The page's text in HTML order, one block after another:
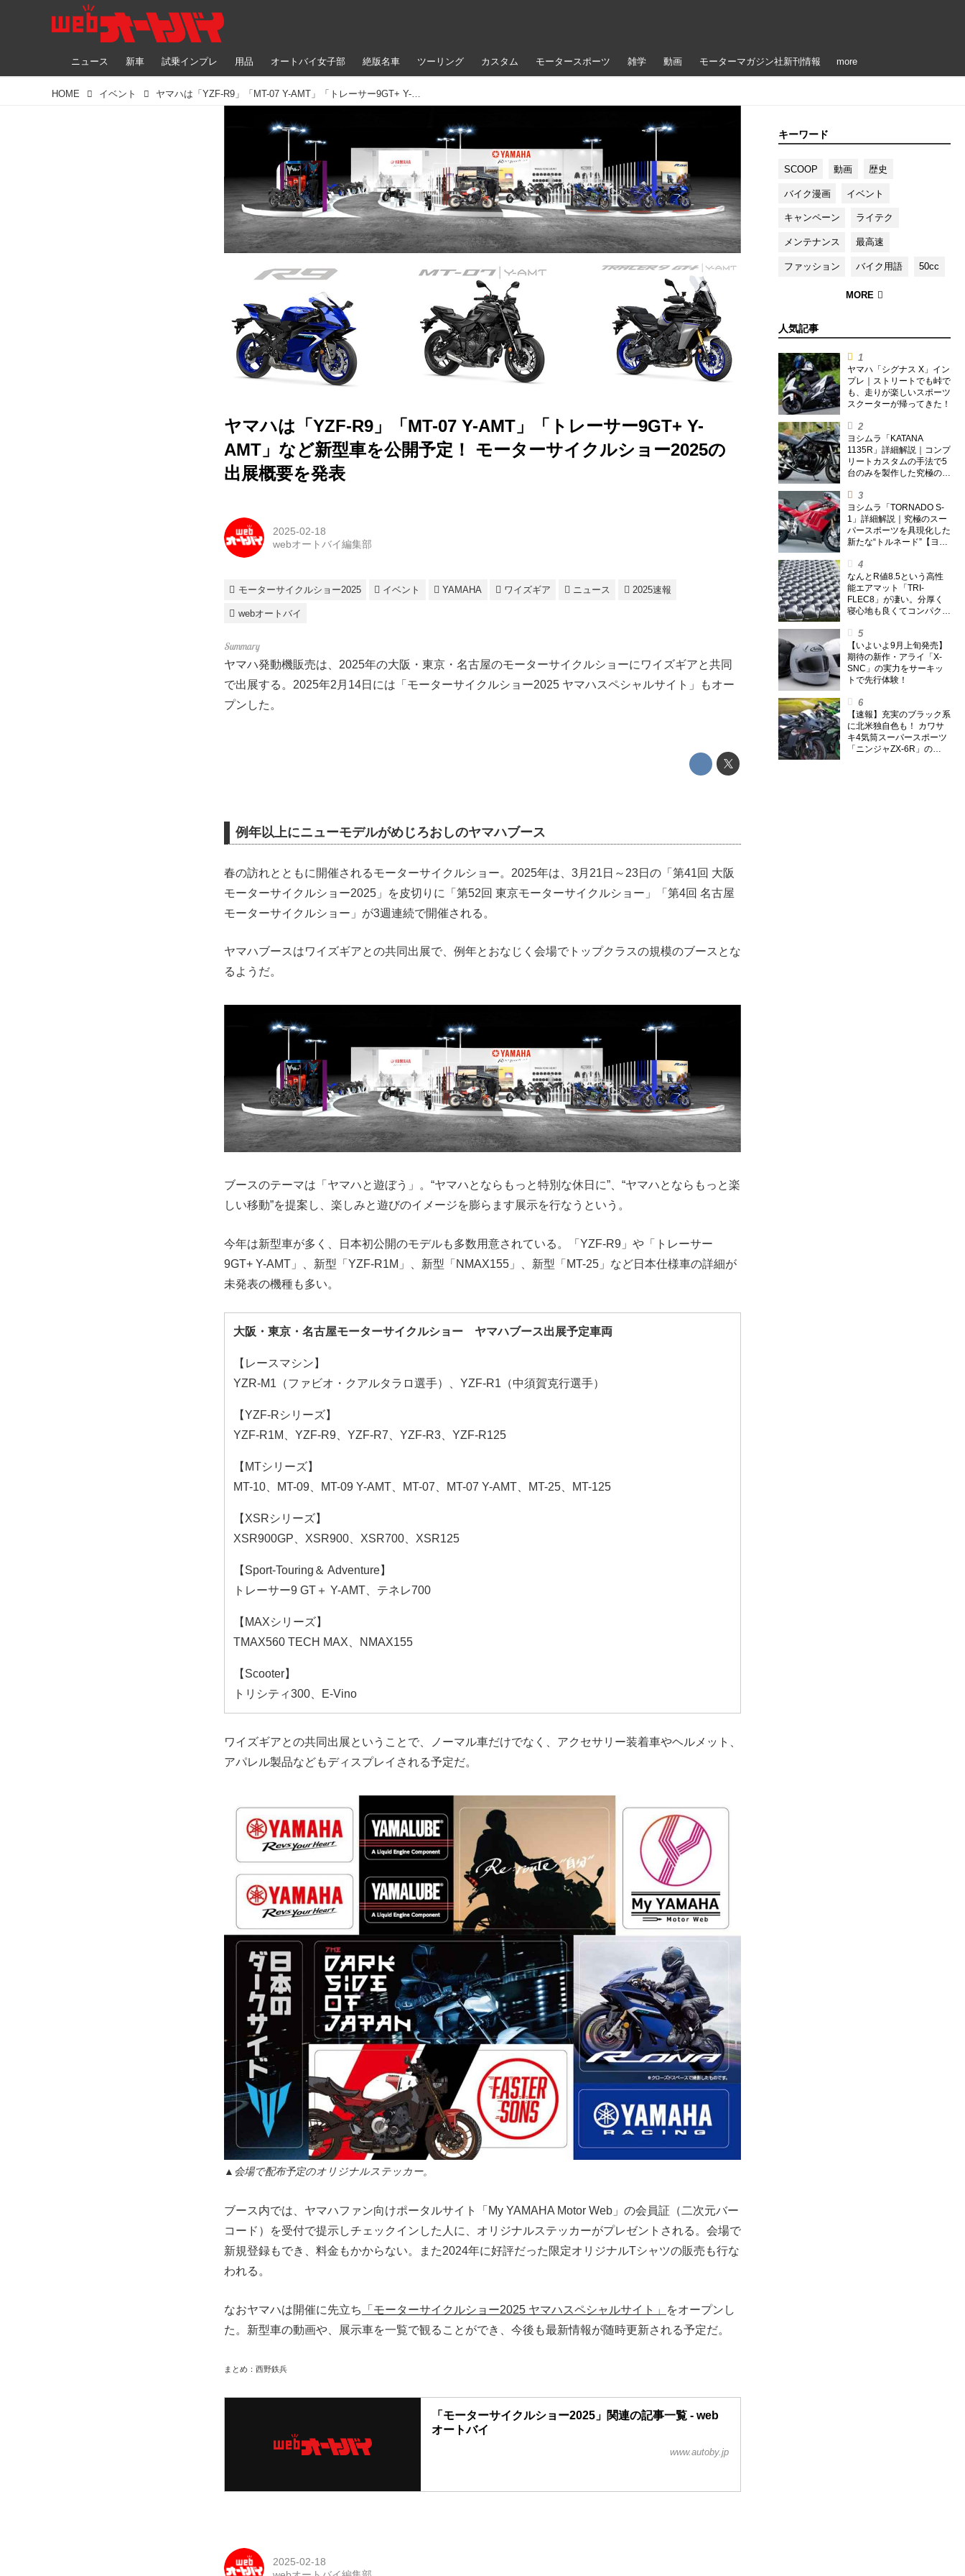
ニュース 新車 試乗インプレ 用品 オートバイ女子部 絶版名車 ツーリング カスタム モータースポーツ 雑学 動画 モーターマガジン社新刊情報 more
HOME イベント ヤマハは「YZF-R9」「MT-07 Y-AMT」「トレーサー9GT+ Y-AMT」など新型車を公開予定！ モーターサイクルショー2025の出展概要を発表
ヤマハは「YZF-R9」「MT-07 Y-AMT」「トレーサー9GT+ Y-
AMT」など新型車を公開予定！ モーターサイクルショー2025の
出展概要を発表
キーワード
SCOOP 動画 歴史
バイク漫画 イベント
キャンペーン ライテク
メンテナンス 最高速
ファッション バイク用語 50cc
人気記事
ヤマハ「シグナス X」イン
プレ｜ストリートでも峠で
も、走りが楽しいスポーツ
スクーターが帰ってきた！
ヨシムラ「KATANA
1135R」詳細解説｜コンプ
リートカスタムの手法で5
台のみを製作した究極の銘
ヨシムラ「TORNADO S-
1」詳細解説｜究極のスー
パースポーツを具現化した
新たな“トルネード”【ヨシ
なんとR値8.5という高性
能エアマット「TRI-
FLEC8」が凄い。分厚く
寝心地も良くてコンパクト
トを試してみた〈若林浩志
のスーパー・カブカブ・ダ
イアリーズ Vol.385〉
【いよいよ9月上旬発売】
期待の新作・アライ「X-
SNC」の実力をサーキッ
トで先行体験！
【速報】充実のブラック系
に北米独自色も！ カワサ
キ4気筒スーパースポーツ
「ニンジャZX-6R」の
2025-02-18
webオートバイ編集部
モーターサイクルショー2025 イベント YAMAHA ワイズギア ニュース 2025速報
webオートバイ
ヤマハ発動機販売は、2025年の大阪・東京・名古屋のモーターサイクルショーにワイズギアと共同
で出展する。2025年2月14日には「モーターサイクルショー2025 ヤマハスペシャルサイト」もオー
プンした。
例年以上にニューモデルがめじろおしのヤマハブース
春の訪れとともに開催されるモーターサイクルショー。2025年は、3月21日～23日の「第41回 大阪
モーターサイクルショー2025」を皮切りに「第52回 東京モーターサイクルショー」「第4回 名古屋
モーターサイクルショー」が3週連続で開催される。
ヤマハブースはワイズギアとの共同出展で、例年とおなじく会場でトップクラスの規模のブースとな
るようだ。
ブースのテーマは「ヤマハと遊ぼう」。“ヤマハとならもっと特別な休日に”、“ヤマハとならもっと楽
しい移動”を提案し、楽しみと遊びのイメージを膨らます展示を行なうという。
今年は新型車が多く、日本初公開のモデルも多数用意されている。「YZF-R9」や「トレーサー
9GT+ Y-AMT」、新型「YZF-R1M」、新型「NMAX155」、新型「MT-25」など日本仕様車の詳細が
未発表の機種も多い。
大阪・東京・名古屋モーターサイクルショー ヤマハブース出展予定車両
【レースマシン】
YZR-M1（ファビオ・クアルタラロ選手）、YZF-R1（中須賀克行選手）
【YZF-Rシリーズ】
YZF-R1M、YZF-R9、YZF-R7、YZF-R3、YZF-R125
【MTシリーズ】
MT-10、MT-09、MT-09 Y-AMT、MT-07、MT-07 Y-AMT、MT-25、MT-125
【XSRシリーズ】
XSR900GP、XSR900、XSR700、XSR125
【Sport-Touring＆ Adventure】
トレーサー9 GT＋ Y-AMT、テネレ700
【MAXシリーズ】
TMAX560 TECH MAX、NMAX155
【Scooter】
トリシティ300、E-Vino
ワイズギアとの共同出展ということで、ノーマル車だけでなく、アクセサリー装着車やヘルメット、
アパレル製品などもディスプレイされる予定だ。
▲会場で配布予定のオリジナルステッカー。
ブース内では、ヤマハファン向けポータルサイト「My YAMAHA Motor Web」の会員証（二次元バー
コード）を受付で提示しチェックインした人に、オリジナルステッカーがプレゼントされる。会場で
新規登録もでき、料金もかからない。また2024年に好評だった限定オリジナルTシャツの販売も行な
われる。
なおヤマハは開催に先立ち 「モーターサイクルショー2025 ヤマハスペシャルサイト」
をオープンし
た。新型車の動画や、展示車を一覧で観ることができ、今後も最新情報が随時更新される予定だ。
まとめ：西野鉄兵
「モーターサイクルショー2025」関連の記事一覧 - web
オートバイ
www.autoby.jp
2025-02-18